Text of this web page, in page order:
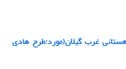
پنجم توسعه (1390-95 )روستاهای جلگه ای و کوهستانی غرب گیلان(مورد:طرح هادی